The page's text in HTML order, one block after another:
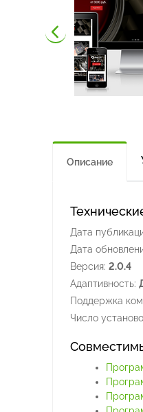
Описание
Дата
Дата
Версия: 2.0.4
Адаптивность:
Поддержка
Число